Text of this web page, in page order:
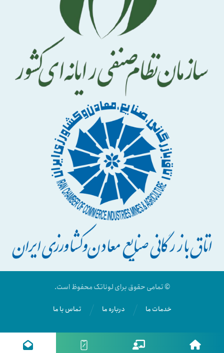
© تمامی حقوق برای لوناتک محفوظ است.
تماس با ما درباره ما خدمات ما